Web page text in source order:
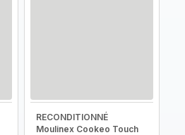
RECONDITIONNÉ
Moulinex Cookeo Touch